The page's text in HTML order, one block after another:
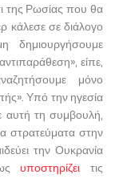
της Ρωσίας που θα
κάλεσε σε διάλογο
δημιουργήσουμε
είπε,
μόνο
Υπό την ηγεσία
τη συμβουλή,
στρατεύματα στην
την Ουκρανία
υποστηρίζει τις